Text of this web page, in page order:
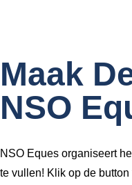
Maak
NSO
NSO Eques organiseert
te vullen! Klik op de button